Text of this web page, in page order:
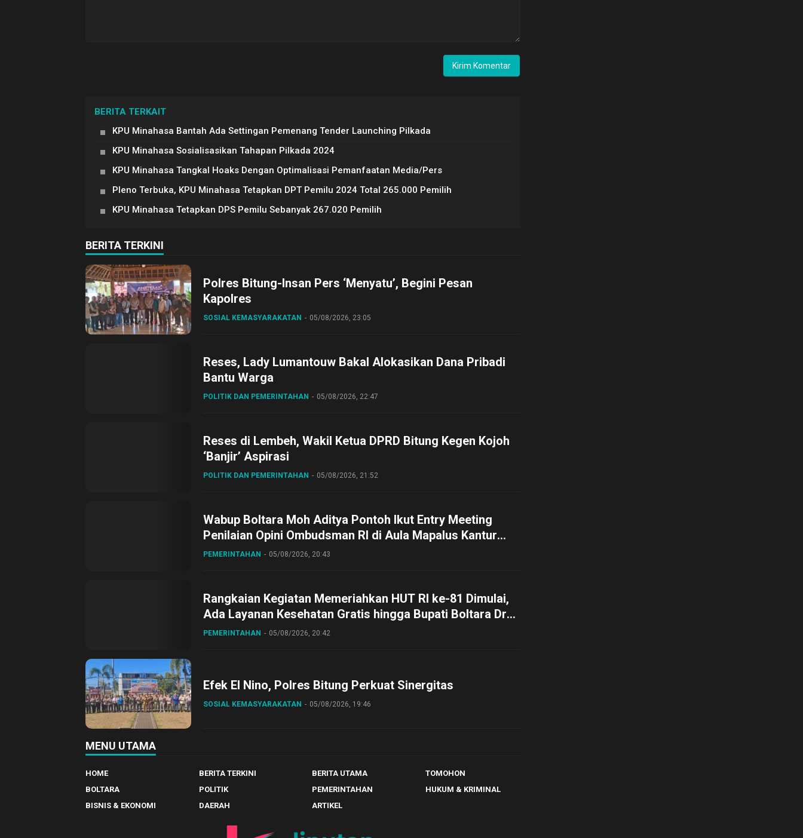
BERITA TERKAIT
KPU Minahasa Bantah Ada Settingan Pemenang Tender Launching Pilkada
KPU Minahasa Sosialisasikan Tahapan Pilkada 2024
KPU Minahasa Tangkal Hoaks Dengan Optimalisasi Pemanfaatan Media/Pers
Pleno Terbuka, KPU Minahasa Tetapkan DPT Pemilu 2024 Total 265.000 Pemilih
KPU Minahasa Tetapkan DPS Pemilu Sebanyak 267.020 Pemilih
BERITA TERKINI
Polres Bitung-Insan Pers ‘Menyatu’, Begini Pesan
Kapolres
SOSIAL KEMASYARAKATAN 05/08/2026, 23:05
Reses, Lady Lumantouw Bakal Alokasikan Dana Pribadi
Bantu Warga
POLITIK DAN PEMERINTAHAN 05/08/2026, 22:47
Reses di Lembeh, Wakil Ketua DPRD Bitung Kegen Kojoh
‘Banjir’ Aspirasi
POLITIK DAN PEMERINTAHAN 05/08/2026, 21:52
Wabup Boltara Moh Aditya Pontoh Ikut Entry Meeting
Penilaian Opini Ombudsman RI di Aula Mapalus Kantur
Gubernur Sulut
PEMERINTAHAN 05/08/2026, 20:43
Rangkaian Kegiatan Memeriahkan HUT RI ke-81 Dimulai,
Ada Layanan Kesehatan Gratis hingga Bupati Boltara Dr
Sirajudin Lasena Ikut Jalan Sehat Bersama Jajaran
PEMERINTAHAN 05/08/2026, 20:42
Efek El Nino, Polres Bitung Perkuat Sinergitas
SOSIAL KEMASYARAKATAN 05/08/2026, 19:46
MENU UTAMA
HOME BERITA TERKINI BERITA UTAMA
TOMOHON
BOLTARA
POLITIK PEMERINTAHAN
HUKUM & KRIMINAL
BISNIS & EKONOMI
DAERAH ARTIKEL